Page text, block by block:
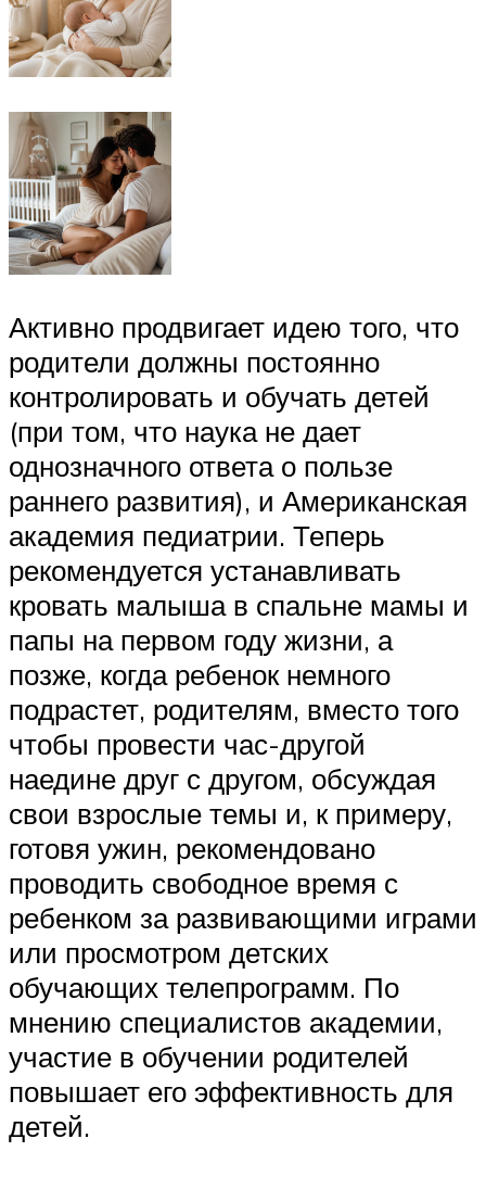
Активно продвигает идею того, что
родители должны постоянно
контролировать и обучать детей
(при том, что наука не дает
однозначного ответа о пользе
раннего развития), и Американская
академия педиатрии. Теперь
рекомендуется устанавливать
кровать малыша в спальне мамы и
папы на первом году жизни, а
позже, когда ребенок немного
подрастет, родителям, вместо того
чтобы провести час-другой
наедине друг с другом, обсуждая
свои взрослые темы и, к примеру,
готовя ужин, рекомендовано
проводить свободное время с
ребенком за развивающими играми
или просмотром детских
обучающих телепрограмм. По
мнению специалистов академии,
участие в обучении родителей
повышает его эффективность для
детей.